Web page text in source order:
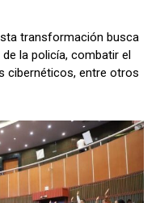
transformación busca
la policía, combatir el
cibernéticos, entre otros